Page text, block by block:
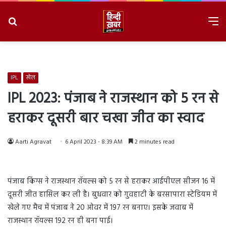
IPL खेल
IPL 2023: पंजाब ने राजस्थान को 5 रन से
हराकर दूसरी बार चखा जीत का स्वाद
Aarti Agravat 6 April 2023 - 8:39 AM 2 minutes read
पंजाब किंग्स ने राजस्थान रॉयल्स को 5 रन से हराकर आईपीएल सीजन 16 में
दूसरी जीत हासिल कर ली है। बुधवार को गुवहाटी के बरसापारा स्टेडियम में
खेले गए मैच में पंजाब ने 20 ओवर में 197 रन बनाए। इसके जवाब में
राजस्थान रॉयल्स 192 रन ही बना पाई।